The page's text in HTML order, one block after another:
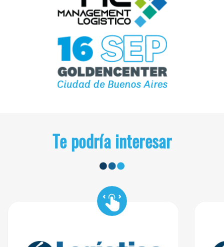
Te podría interesar